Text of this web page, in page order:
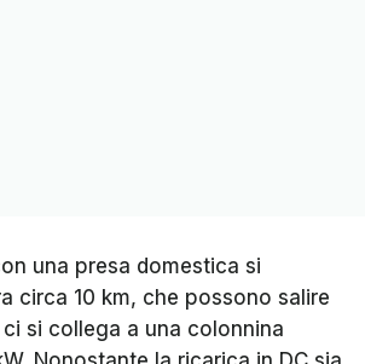
una presa domestica si
circa 10 km, che possono salire
si collega a una colonnina